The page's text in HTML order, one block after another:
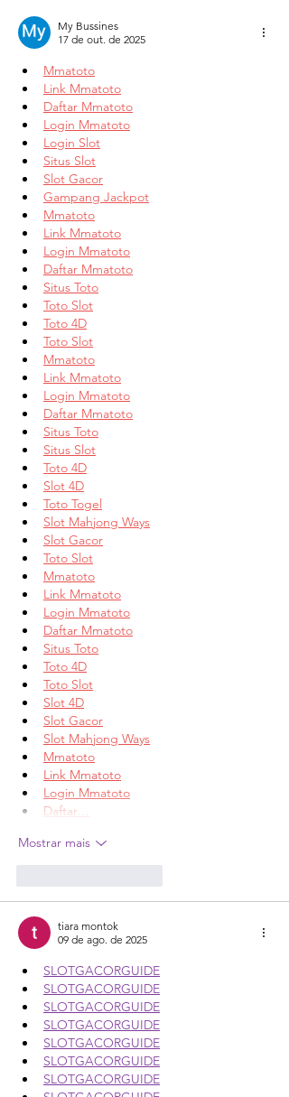
My Bussines
17 de out. de 2025
Mmatoto
Link Mmatoto
Daftar Mmatoto
Login Mmatoto
Login Slot
Situs Slot
Slot Gacor
Gampang Jackpot
Mmatoto
Link Mmatoto
Login Mmatoto
Daftar Mmatoto
Situs Toto
Toto Slot
Toto 4D
Toto Slot
Mmatoto
Link Mmatoto
Login Mmatoto
Daftar Mmatoto
Situs Toto
Situs Slot
Toto 4D
Slot 4D
Toto Togel
Slot Mahjong Ways
Slot Gacor
Toto Slot
Mmatoto
Link Mmatoto
Login Mmatoto
Daftar Mmatoto
Situs Toto
Toto 4D
Toto Slot
Slot 4D
Slot Gacor
Slot Mahjong Ways
Mmatoto
Link Mmatoto
Login Mmatoto
Daftar…
Mostrar mais
tiara montok
09 de ago. de 2025
SLOTGACORGUIDE
SLOTGACORGUIDE
SLOTGACORGUIDE
SLOTGACORGUIDE
SLOTGACORGUIDE
SLOTGACORGUIDE
SLOTGACORGUIDE